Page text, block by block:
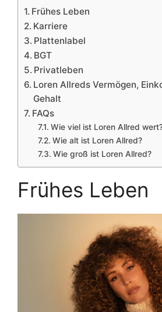
Frühes Leben
Karriere
Plattenlabel
BGT
Privatleben
Loren Allreds Vermögen,
Gehalt
FAQs
Wie viel ist Loren Allred
Wie alt ist Loren Allred?
Wie groß ist Loren Allred?
Frühes Leben